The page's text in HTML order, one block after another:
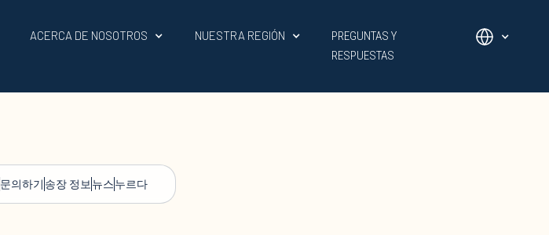
ACERCA DE NOSOTROS NUESTRA REGIÓN
PREGUNTAS Y
RESPUESTAS
문의하기 송장 정보 뉴스누르다